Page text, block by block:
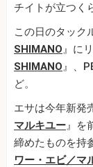
チイトが立つく
この日のタック
SHIMANO』に
SHIMANO』、
ど。
エサは今年新発
マルキユー』を
締めたものを持
ワー・エビ／マ